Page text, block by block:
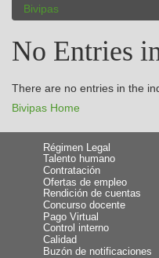
Bivipas
No Entries
There are no entries in the
Bivipas Home
Régimen Legal
Talento humano
Contratación
Ofertas de empleo
Rendición de cuentas
Concurso docente
Pago Virtual
Control interno
Calidad
Buzón de notificaciones